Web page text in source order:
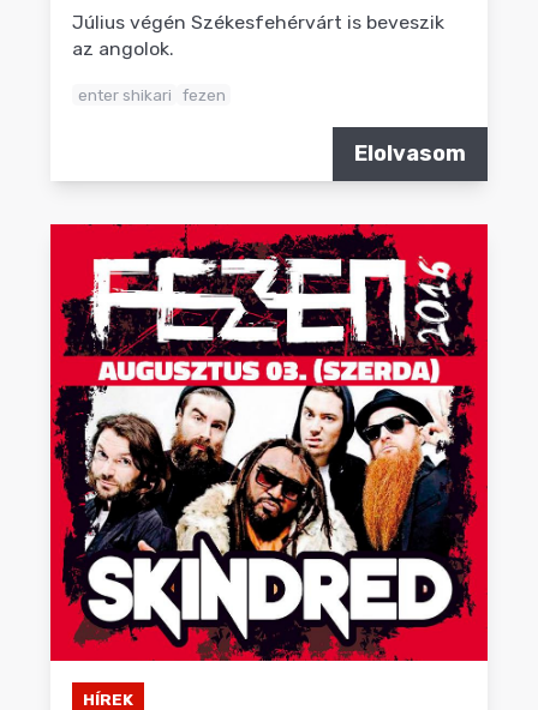
Július végén Székesfehérvárt is beveszik
az angolok.
enter shikari fezen
Elolvasom
HÍREK